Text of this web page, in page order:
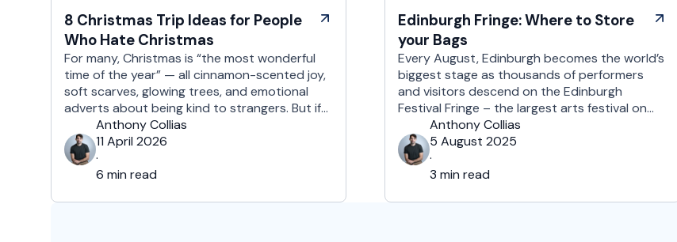
8 Christmas Trip Ideas for People
Who Hate Christmas
For many, Christmas is “the most wonderful
time of the year” — all cinnamon-scented joy,
soft scarves, glowing trees, and emotional
adverts about being kind to strangers. But if
you’re reading this, chances are you’re… not
that person. This is for the Grinches, the
Scrooges, the silent eye-rollers, and the “I’m
not listening to Mariah …
Anthony Collias
11 April 2026
·
6 min read
Edinburgh Fringe: Where to Store
your Bags
Every August, Edinburgh becomes the world’s
biggest stage as thousands of performers
and visitors descend on the Edinburgh
Festival Fringe – the largest arts festival on
the planet. With more than 3,000 shows
across hundreds of venues – from stand-up
at The Stand Comedy Club to theatre in
hidden basements – it’s an experience like …
Anthony Collias
5 August 2025
·
3 min read